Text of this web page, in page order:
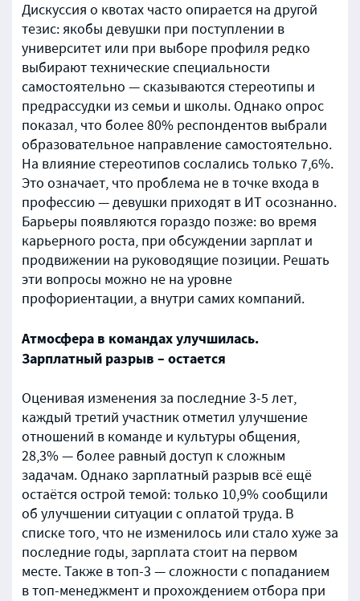
Дискуссия о квотах часто опирается на другой
тезис: якобы девушки при поступлении в
университет или при выборе профиля редко
выбирают технические специальности
самостоятельно — сказываются стереотипы и
предрассудки из семьи и школы. Однако опрос
показал, что более 80% респондентов выбрали
образовательное направление самостоятельно.
На влияние стереотипов сослались только 7,6%.
Это означает, что проблема не в точке входа в
профессию — девушки приходят в ИТ осознанно.
Барьеры появляются гораздо позже: во время
карьерного роста, при обсуждении зарплат и
продвижении на руководящие позиции. Решать
эти вопросы можно не на уровне
профориентации, а внутри самих компаний.
Атмосфера в командах улучшилась.
Зарплатный разрыв – остается
Оценивая изменения за последние 3-5 лет,
каждый третий участник отметил улучшение
отношений в команде и культуры общения,
28,3% — более равный доступ к сложным
задачам. Однако зарплатный разрыв всё ещё
остаётся острой темой: только 10,9% сообщили
об улучшении ситуации с оплатой труда. В
списке того, что не изменилось или стало хуже за
последние годы, зарплата стоит на первом
месте. Также в топ-3 — сложности с попаданием
в топ-менеджмент и прохождением отбора при